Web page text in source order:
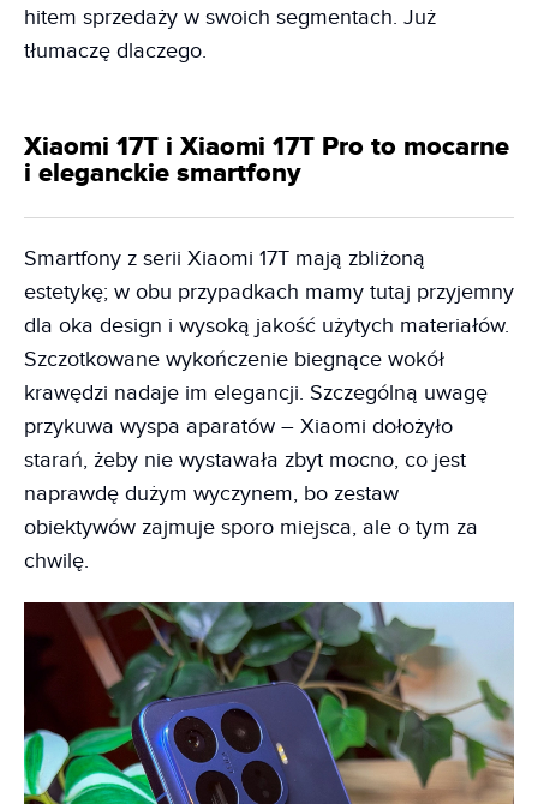
hitem sprzedaży w swoich segmentach. Już
tłumaczę dlaczego.
Xiaomi 17T i Xiaomi 17T Pro to mocarne
i eleganckie smartfony
Smartfony z serii Xiaomi 17T mają zbliżoną
estetykę; w obu przypadkach mamy tutaj przyjemny
dla oka design i wysoką jakość użytych materiałów.
Szczotkowane wykończenie biegnące wokół
krawędzi nadaje im elegancji. Szczególną uwagę
przykuwa wyspa aparatów – Xiaomi dołożyło
starań, żeby nie wystawała zbyt mocno, co jest
naprawdę dużym wyczynem, bo zestaw
obiektywów zajmuje sporo miejsca, ale o tym za
chwilę.